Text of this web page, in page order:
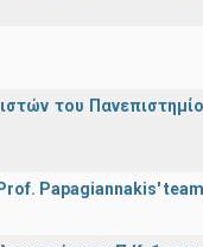
του
Papagiannakis'